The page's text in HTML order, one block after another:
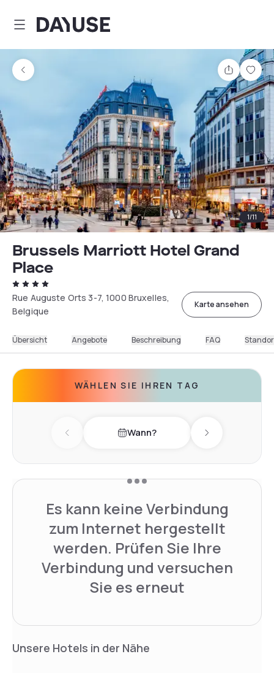
Dayuse
Teilen
1/11
Brussels Marriott Hotel Grand
Place
Rue Auguste Orts 3-7, 1000 Bruxelles,
Belgique
Karte ansehen
Übersicht Angebote Beschreibung FAQ
WÄHLEN SIE IHREN TAG
Previous day Wann? Next day
Es kann keine Verbindung
zum Internet hergestellt
werden. Prüfen Sie Ihre
Verbindung und versuchen
Sie es erneut
Unsere Hotels in der Nähe